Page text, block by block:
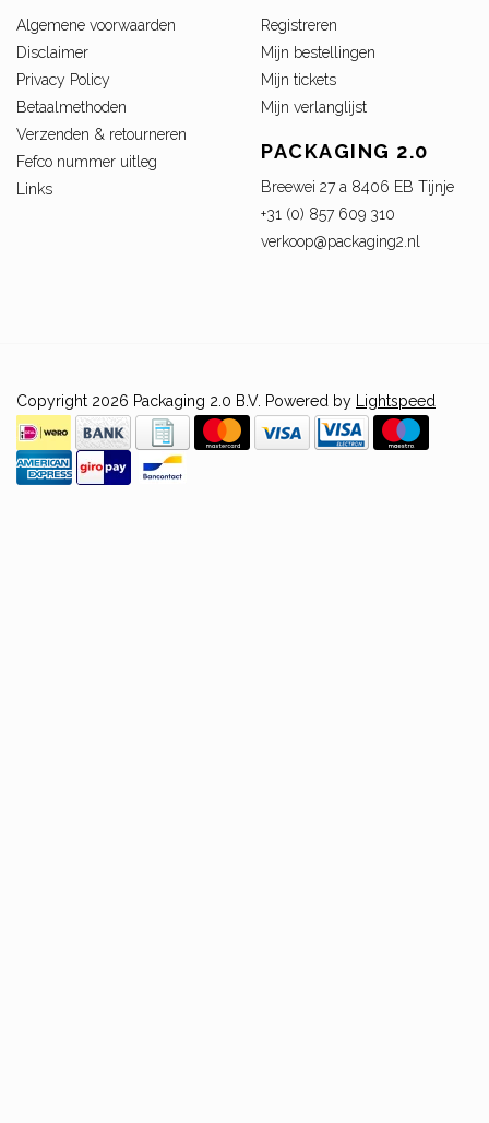
Algemene voorwaarden
Disclaimer
Privacy Policy
Betaalmethoden
Verzenden & retourneren
Fefco nummer uitleg
Links
Registreren
Mijn bestellingen
Mijn tickets
Mijn verlanglijst
PACKAGING 2.0
Breewei 27 a 8406 EB Tijnje
+31 (0) 857 609 310
verkoop@packaging2.nl
Copyright 2026 Packaging 2.0 B.V. Powered by Lightspeed